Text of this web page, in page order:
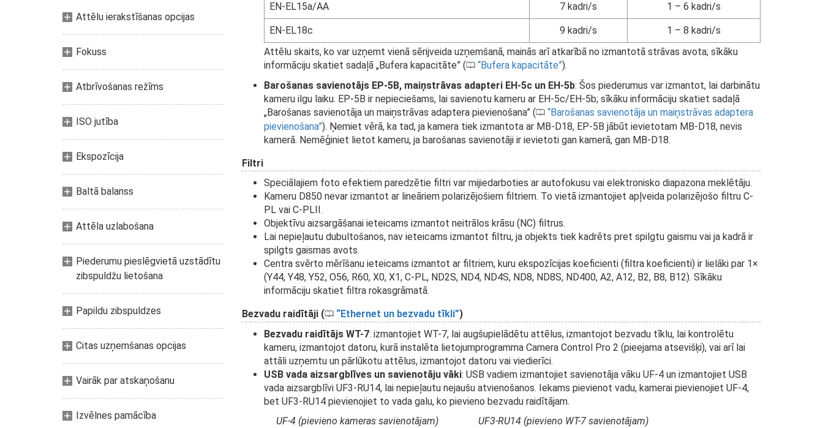
Attēlu ierakstīšanas opcijas
Fokuss
Atbrīvošanas režīms
ISO jutība
Ekspozīcija
Baltā balanss
Attēla uzlabošana
Piederumu pieslēgvietā uzstādītu
zibspuldžu lietošana
Papildu zibspuldzes
Citas uzņemšanas opcijas
Vairāk par atskaņošanu
Izvēlnes pamācība
EN-EL15a/AA 7 kadri/s 1 – 6 kadri/s
EN-EL18c 9 kadri/s
1 – 8 kadri/s
Attēlu skaits, ko var uzņemt vienā sērijveida uzņemšanā, mainās arī atkarībā no izmantotā strāvas avota; sīkāku
informāciju skatiet sadaļā „Bufera kapacitāte” (0 Bufera kapacitāte ).
Barošanas savienotājs EP-5B, maiņstrāvas adapteri EH-5c un EH-5b: Šos piederumus var izmantot, lai darbinātu
kameru ilgu laiku. EP-5B ir nepieciešams, lai savienotu kameru ar EH-5c/EH-5b; sīkāku informāciju skatiet sadaļā
„Barošanas savienotāja un maiņstrāvas adaptera pievienošana” (0 Barošanas savienotāja un maiņstrāvas adaptera
pievienošana ). Ņemiet vērā, ka tad, ja kamera tiek izmantota ar MB-D18, EP-5B jābūt ievietotam MB-D18, nevis
kamerā. Nemēģiniet lietot kameru, ja barošanas savienotāji ir ievietoti gan kamerā, gan MB-D18.
Filtri
Speciālajiem foto efektiem paredzētie filtri var mijiedarboties ar autofokusu vai elektronisko diapazona meklētāju.
Kameru D850 nevar izmantot ar lineāriem polarizējošiem filtriem. To vietā izmantojiet apļveida polarizējošo filtru C-
PL vai C-PLII.
Objektīvu aizsargāšanai ieteicams izmantot neitrālos krāsu (NC) filtrus.
Lai nepieļautu dubultošanos, nav ieteicams izmantot filtru, ja objekts tiek kadrēts pret spilgtu gaismu vai ja kadrā ir
spilgts gaismas avots.
Centra svērto mērīšanu ieteicams izmantot ar filtriem, kuru ekspozīcijas koeficienti (filtra koeficienti) ir lielāki par 1×
(Y44, Y48, Y52, O56, R60, X0, X1, C-PL, ND2S, ND4, ND4S, ND8, ND8S, ND400, A2, A12, B2, B8, B12). Sīkāku
informāciju skatiet filtra rokasgrāmatā.
Bezvadu raidītāji (0 Ethernet un bezvadu tīkli )
Bezvadu raidītājs WT-7: izmantojiet WT-7, lai augšupielādētu attēlus, izmantojot bezvadu tīklu, lai kontrolētu
kameru, izmantojot datoru, kurā instalēta lietojumprogramma Camera Control Pro 2 (pieejama atsevišķi), vai arī lai
attāli uzņemtu un pārlūkotu attēlus, izmantojot datoru vai viedierīci.
USB vada aizsargblīves un savienotāju vāki: USB vadiem izmantojiet savienotāja vāku UF-4 un izmantojiet USB
vada aizsargblīvi UF3-RU14, lai nepieļautu nejaušu atvienošanos. Iekams pievienot vadu, kamerai pievienojiet UF-4,
bet UF3-RU14 pievienojiet to vada galu, ko pievieno bezvadu raidītājam.
UF-4 (pievieno kameras savienotājam)
UF3-RU14 (pievieno WT-7 savienotājam)